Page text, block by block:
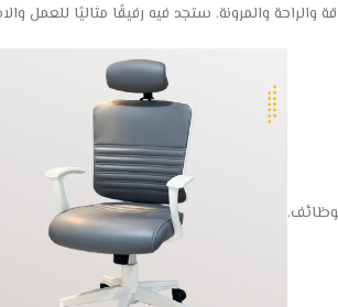
والمرونة. ستجد فيه رفيقًا مثاليًا للعمل